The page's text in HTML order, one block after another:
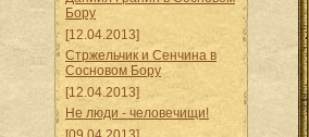
Бору
[12.04.2013]
Стржельчик и Сенчина в
Сосновом Бору
[12.04.2013]
Не люди - человечищи!